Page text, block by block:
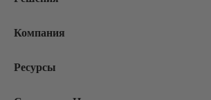
Компания
Ресурсы